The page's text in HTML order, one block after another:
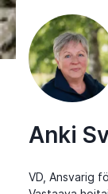
Anki
VD, Ansvarig